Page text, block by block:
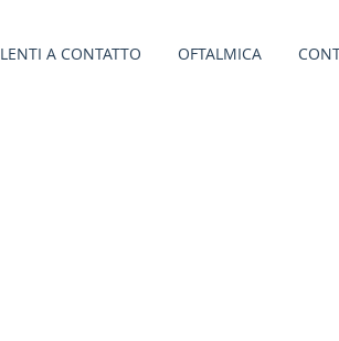
LENTI A CONTATTO OFTALMICA